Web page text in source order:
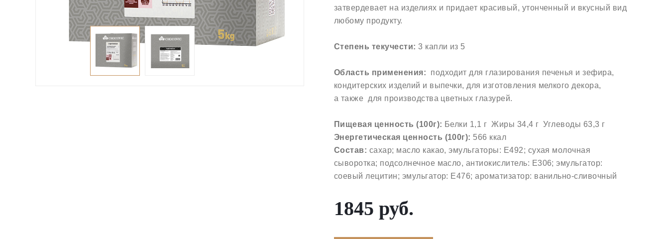
затвердевает на изделиях и придает красивый, утонченный и вкусный вид
любому продукту.
Степень текучести:3 капли из 5
Область применения: подходит для глазирования печенья и зефира,
кондитерских изделий и выпечки, для изготовления мелкого декора,
а также для производства цветных глазурей.
Пищевая ценность (100г): Белки 1,1 г Жиры 34,4 г Углеводы 63,3 г
Энергетическая ценность (100г): 566 ккал
Состав: сахар; масло какао, эмульгаторы: E492; сухая молочная
сыворотка; подсолнечное масло, антиокислитель: Е306; эмульгатор:
соевый лецитин; эмульгатор: E476; ароматизатор: ванильно-сливочный
1845 руб.